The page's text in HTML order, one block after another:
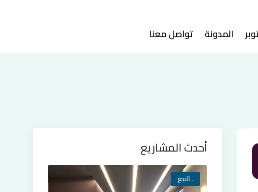
المدونة تواصل معنا
أحدث المشاريع
. للبيع